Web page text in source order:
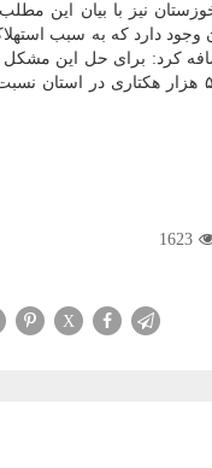
نیز با بیان این
هکتار شبکه های مدرن در استان وجود دارد که به سبب
کرد: برای حل این مشکل
کارگروهی تشکیل گردد و با نظام های صنفی مشارکت و همکاری بیشتری وجود داشته باشد. جایگاه طرح ۵۵۰ هزار هکتاری
1623
X